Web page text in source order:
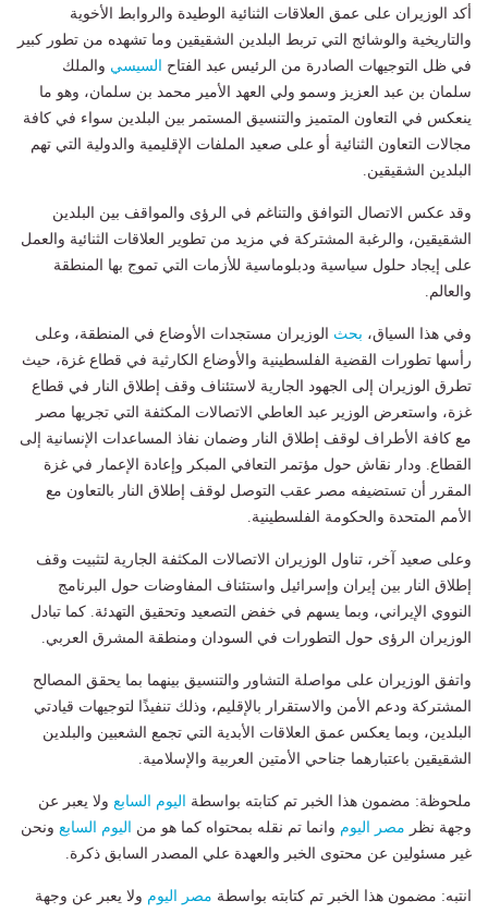
أكد الوزيران على عمق العلاقات الثنائية الوطيدة والروابط الأخوية
والتاريخية والوشائج التي تربط البلدين الشقيقين وما تشهده من تطور كبير
في ظل التوجيهات الصادرة من الرئيس عبد الفتاح
السيسي والملك
سلمان بن عبد العزيز وسمو ولي العهد الأمير محمد بن سلمان، وهو ما
ينعكس في التعاون المتميز والتنسيق المستمر بين البلدين سواء في كافة
مجالات التعاون الثنائية أو على صعيد الملفات الإقليمية والدولية التي تهم
البلدين الشقيقين.
وقد عكس الاتصال التوافق والتناغم في الرؤى والمواقف بين البلدين
الشقيقين، والرغبة المشتركة في مزيد من تطوير العلاقات الثنائية والعمل
على إيجاد حلول سياسية ودبلوماسية للأزمات التي تموج بها المنطقة
والعالم.
وفي هذا السياق، بحث الوزيران مستجدات الأوضاع في المنطقة، وعلى
رأسها تطورات القضية الفلسطينية والأوضاع الكارثية في قطاع غزة، حيث
تطرق الوزيران إلى الجهود الجارية لاستئناف وقف إطلاق النار في قطاع
غزة، واستعرض الوزير عبد العاطي الاتصالات المكثفة التي تجريها مصر
مع كافة الأطراف لوقف إطلاق النار وضمان نفاذ المساعدات الإنسانية إلى
القطاع. ودار نقاش حول مؤتمر التعافي المبكر وإعادة الإعمار في غزة
المقرر أن تستضيفه مصر عقب التوصل لوقف إطلاق النار بالتعاون مع
الأمم المتحدة والحكومة الفلسطينية.
وعلى صعيد آخر، تناول الوزيران الاتصالات المكثفة الجارية لتثبيت وقف
إطلاق النار بين إيران وإسرائيل واستئناف المفاوضات حول البرنامج
النووي الإيراني، وبما يسهم في خفض التصعيد وتحقيق التهدئة. كما تبادل
الوزيران الرؤى حول التطورات في السودان ومنطقة المشرق العربي.
واتفق الوزيران على مواصلة التشاور والتنسيق بينهما بما يحقق المصالح
المشتركة ودعم الأمن والاستقرار بالإقليم، وذلك تنفيذًا لتوجيهات قيادتي
البلدين، وبما يعكس عمق العلاقات الأبدية التي تجمع الشعبين والبلدين
الشقيقين باعتبارهما جناحي الأمتين العربية والإسلامية.
ملحوظة: مضمون هذا الخبر تم كتابته بواسطة اليوم السابع ولا يعبر عن
وجهة نظر مصر اليوم وانما تم نقله بمحتواه كما هو من اليوم السابع ونحن
غير مسئولين عن محتوى الخبر والعهدة علي المصدر السابق ذكرة.
انتبه: مضمون هذا الخبر تم كتابته بواسطة مصر اليوم ولا يعبر عن وجهة